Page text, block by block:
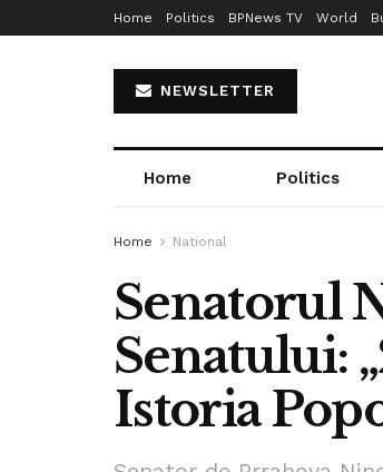
Home Politics BPNews TV World
NEWSLETTER
Home Politics
Home National
Senatorul
Senatului:
Istoria